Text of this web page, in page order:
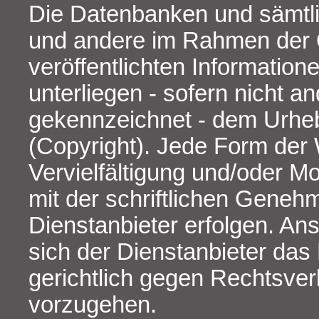
Die Datenbanken und
und andere im Rahmen
veröffentlichten
unterliegen - sofern nicht
gekennzeichnet - dem
(Copyright). Jede Form der
Vervielfältigung und/oder
mit der schriftlichen
Dienstanbieter erfolgen.
sich der Dienstanbieter das
gerichtlich gegen
vorzugehen.